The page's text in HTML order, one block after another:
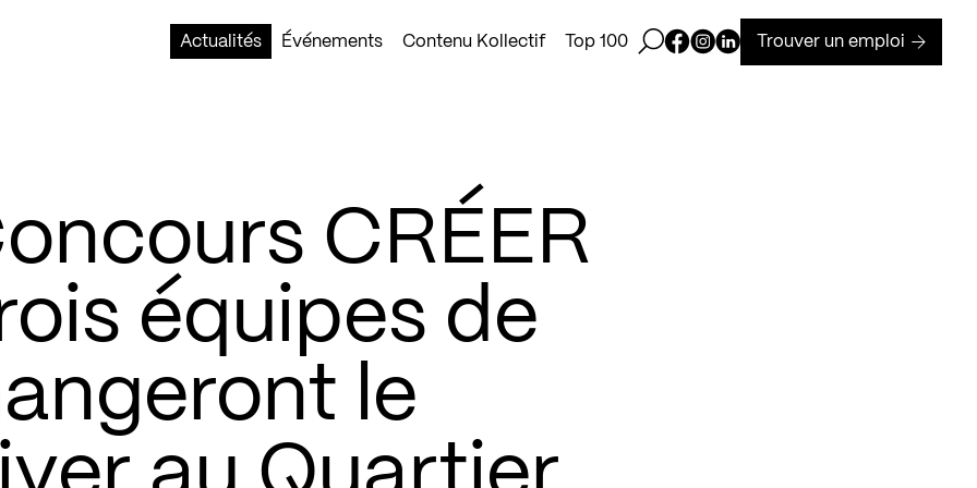
Actualités
Événements Contenu Kollectif Top 100 Ouvrir la barre de recherche
Page Facebook de Kollectif
Page Instagram de Kollectif
Page Linkedin de Kollectif
Trouver un emploi
CRÉER
équipes de
le